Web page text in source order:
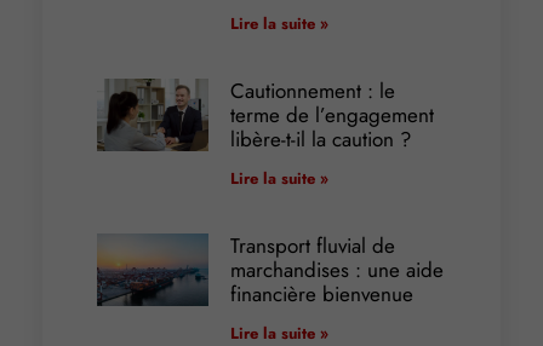
Lire la suite »
Cautionnement : le
terme de l’engagement
libère-t-il la caution ?
Lire la suite »
Transport fluvial de
marchandises : une aide
financière bienvenue
Lire la suite »